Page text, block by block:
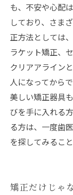
も、不安や心配
しており、さま
正方法としては
ラケット矯正、
クリアアライン
人になってから
美しい矯正器具
びを手に入れる
る方は、一度歯
を探してみるこ
矯正だけじゃ